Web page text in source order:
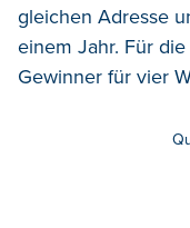
gleichen Adresse
einem Jahr. Für
Gewinner für vier